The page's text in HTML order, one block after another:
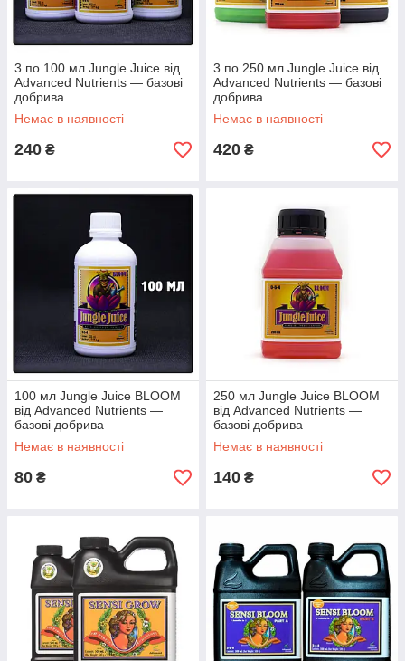
3 по 100 мл Jungle Juice від
Advanced Nutrients — базові
добрива
Немає в наявності
240 ₴
3 по 250 мл Jungle Juice від
Advanced Nutrients — базові
добрива
Немає в наявності
420 ₴
100 мл Jungle Juice BLOOM
від Advanced Nutrients —
базові добрива
Немає в наявності
80 ₴
250 мл Jungle Juice BLOOM
від Advanced Nutrients —
базові добрива
Немає в наявності
140 ₴